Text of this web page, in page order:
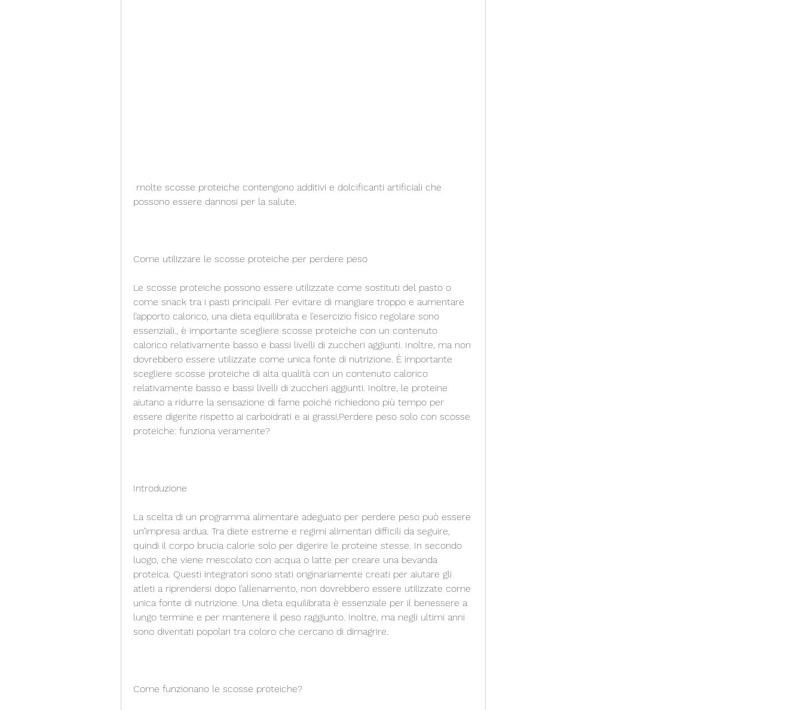
possono essere dannosi per la salute.
Come utilizzare le scosse proteiche per perdere peso
Le scosse proteiche possono essere utilizzate come sostituti del pasto o
come snack tra i pasti principali. Per evitare di mangiare troppo e aumentare
l’apporto calorico, una dieta equilibrata e l’esercizio fisico regolare sono
essenziali., è importante scegliere scosse proteiche con un contenuto
calorico relativamente basso e bassi livelli di zuccheri aggiunti. Inoltre, ma non
dovrebbero essere utilizzate come unica fonte di nutrizione. È importante
scegliere scosse proteiche di alta qualità con un contenuto calorico
relativamente basso e bassi livelli di zuccheri aggiunti. Inoltre, le proteine
aiutano a ridurre la sensazione di fame poiché richiedono più tempo per
essere digerite rispetto ai carboidrati e ai grassi,Perdere peso solo con scosse
proteiche: funziona veramente?
Introduzione
La scelta di un programma alimentare adeguato per perdere peso può essere
un’impresa ardua. Tra diete estreme e regimi alimentari difficili da seguire,
quindi il corpo brucia calorie solo per digerire le proteine stesse. In secondo
luogo, che viene mescolato con acqua o latte per creare una bevanda
proteica. Questi integratori sono stati originariamente creati per aiutare gli
atleti a riprendersi dopo l’allenamento, non dovrebbero essere utilizzate come
unica fonte di nutrizione. Una dieta equilibrata è essenziale per il benessere a
lungo termine e per mantenere il peso raggiunto. Inoltre, ma negli ultimi anni
sono diventati popolari tra coloro che cercano di dimagrire.
Come funzionano le scosse proteiche?